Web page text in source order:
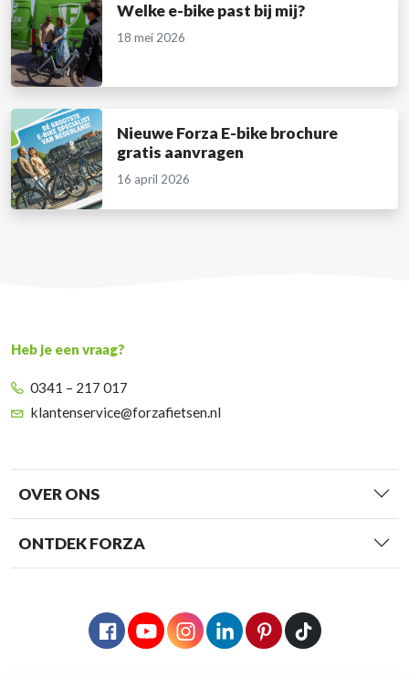
Welke e-bike past bij mij?
18 mei 2026
Nieuwe Forza E-bike brochure
gratis aanvragen
16 april 2026
Heb je een vraag?
0341 – 217 017
klantenservice@forzafietsen.nl
OVER ONS
ONTDEK FORZA